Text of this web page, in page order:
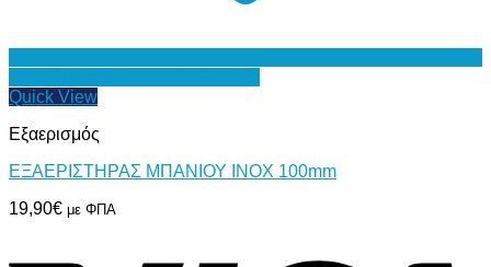
Quick View
Εξαερισμός
ΕΞΑΕΡΙΣΤΗΡΑΣ ΜΠΑΝΙΟΥ INOX 100mm
19,90€ με ΦΠΑ